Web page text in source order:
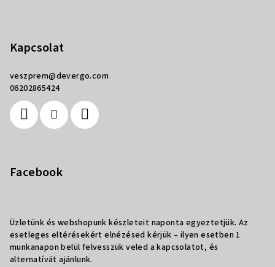
Kapcsolat
veszprem@devergo.com
06202865424
Facebook
Üzletünk és webshopunk készleteit naponta egyeztetjük. Az
esetleges eltérésekért elnézésed kérjük – ilyen esetben 1
munkanapon belül felvesszük veled a kapcsolatot, és
alternatívát ajánlunk.